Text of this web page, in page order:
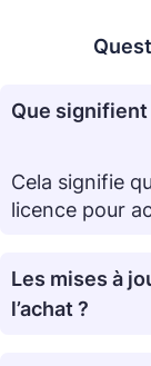
Que signifient
Cela signifie
licence pour
Les mises à
l’achat ?